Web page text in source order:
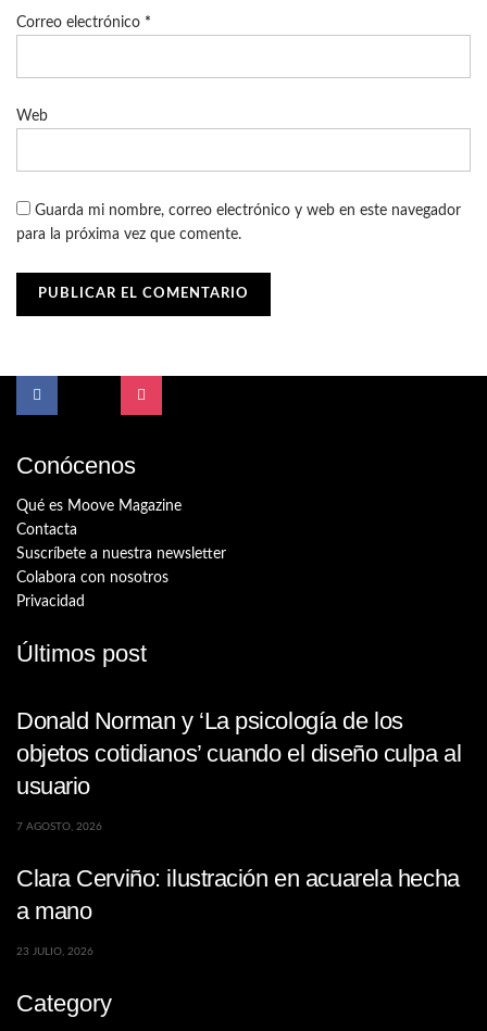
Correo electrónico *
Web
Guarda mi nombre, correo electrónico y web en este navegador
para la próxima vez que comente.
Conócenos
Qué es Moove Magazine
Contacta
Suscríbete a nuestra newsletter
Colabora con nosotros
Privacidad
Últimos post
Donald Norman y ‘La psicología de los
objetos cotidianos’ cuando el diseño culpa al
usuario
7 AGOSTO, 2026
Clara Cerviño: ilustración en acuarela hecha
a mano
23 JULIO, 2026
Category